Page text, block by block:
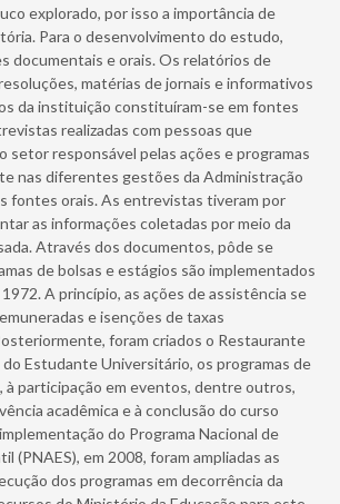
explorado, por isso a importância de
Para o desenvolvimento do estudo,
documentais e orais. Os relatórios de
matérias de jornais e informativos
da instituição constituíram-se em fontes
realizadas com pessoas que
setor responsável pelas ações e programas
nas diferentes gestões da Administração
fontes orais. As entrevistas tiveram por
as informações coletadas por meio da
Através dos documentos, pôde se
de bolsas e estágios são implementados
A princípio, as ações de assistência se
e isenções de taxas
foram criados o Restaurante
Estudante Universitário, os programas de
à participação em eventos, dentre outros,
acadêmica e à conclusão do curso
do Programa Nacional de
(PNAES), em 2008, foram ampliadas as
dos programas em decorrência da